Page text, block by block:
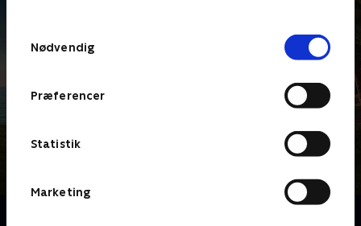
Nødvendig
Præferencer
Statistik
Marketing